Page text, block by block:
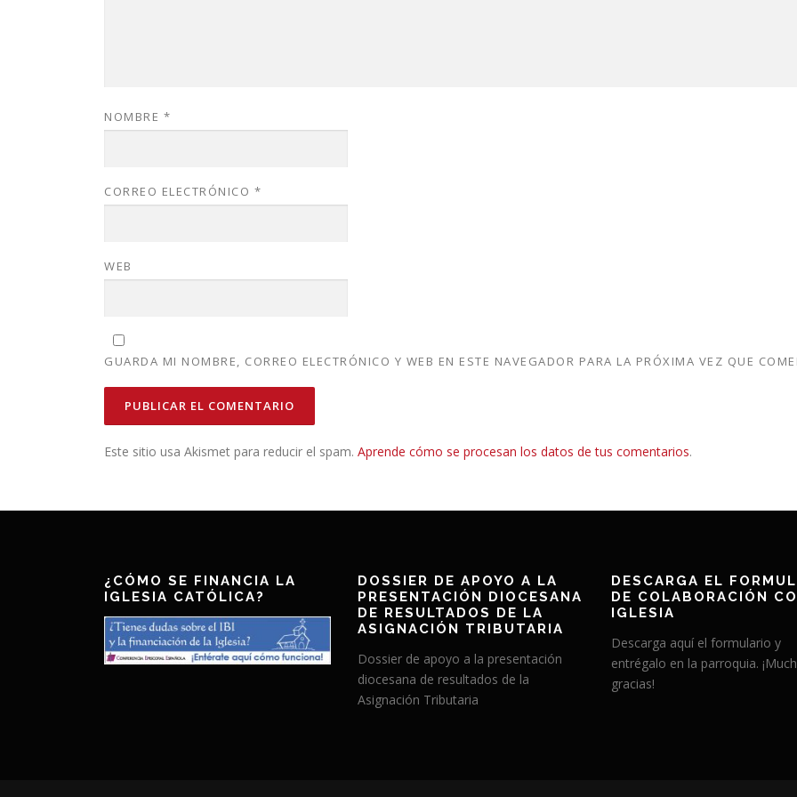
NOMBRE *
CORREO ELECTRÓNICO *
WEB
GUARDA MI NOMBRE, CORREO ELECTRÓNICO Y WEB EN ESTE NAVEGADOR PARA LA PRÓXIMA VEZ QUE
Este sitio usa Akismet para reducir el spam. Aprende cómo se procesan los datos de tus comentarios.
¿CÓMO SE FINANCIA LA
IGLESIA CATÓLICA?
DOSSIER DE APOYO A LA
PRESENTACIÓN DIOCESANA
DE RESULTADOS DE LA
ASIGNACIÓN TRIBUTARIA
Dossier de apoyo a la presentación
diocesana de resultados de la
Asignación Tributaria
DESCARGA EL
DE COLABORACIÓN
IGLESIA
Descarga aquí el formulario y
entrégalo en la parroquia.
gracias!